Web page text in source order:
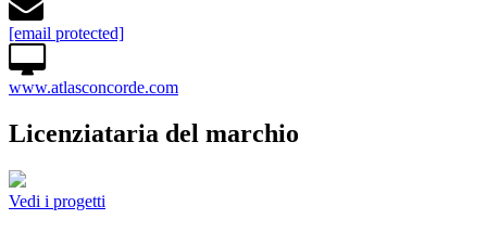
[email protected]
www.atlasconcorde.com
Licenziataria del marchio
Vedi i progetti